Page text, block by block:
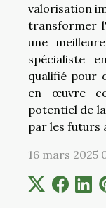
valorisation
transformer
une
spécialiste
qualifié pour
en œuvre
potentiel de
par les futurs
16 mars 2025